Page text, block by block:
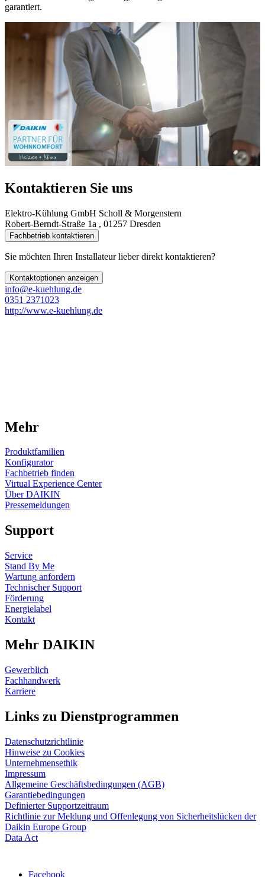
garantiert.
Kontaktieren Sie uns
Elektro-Kühlung GmbH Scholl & Morgenstern
Robert-Berndt-Straße 1a , 01257 Dresden
Fachbetrieb kontaktieren
Sie möchten Ihren Installateur lieber direkt kontaktieren?
Kontaktoptionen anzeigen
info@e-kuehlung.de
0351 2371023
http://www.e-kuehlung.de
Mehr
Produktfamilien
Konfigurator
Fachbetrieb finden
Virtual Experience Center
Über DAIKIN
Pressemeldungen
Support
Service
Stand By Me
Wartung anfordern
Technischer Support
Förderung
Energielabel
Kontakt
Mehr DAIKIN
Gewerblich
Fachhandwerk
Karriere
Links zu Dienstprogrammen
Datenschutzrichtlinie
Hinweise zu Cookies
Unternehmensethik
Impressum
Allgemeine Geschäftsbedingungen (AGB)
Garantiebedingungen
Definierter Supportzeitraum
Richtlinie zur Meldung und Offenlegung von Sicherheitslücken der
Daikin Europe Group
Data Act
Facebook